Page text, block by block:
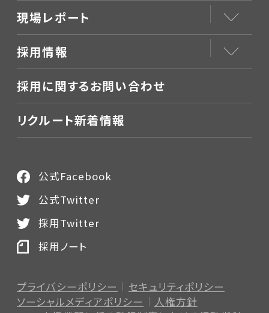
現場レポート
採用情報
採用に関するお問い合わせ
リクルート新着情報
プライバシーポリシー
セキュリティポリシー
ソーシャルメディアポリシー
人権方針
公式Facebook
公式Twitter
採用Twitter
採用ノート